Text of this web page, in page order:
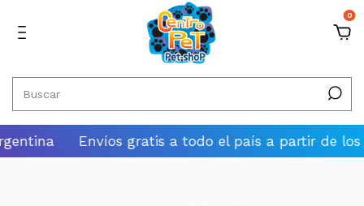
0
Envíos gratis a todo el país a partir de los